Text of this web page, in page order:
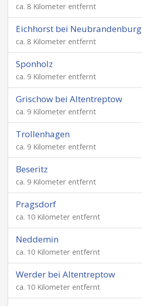
ca. 8 Kilometer entfernt
Eichhorst bei Neubrandenburg
ca. 8 Kilometer entfernt
Sponholz
ca. 9 Kilometer entfernt
Grischow bei Altentreptow
ca. 9 Kilometer entfernt
Trollenhagen
ca. 9 Kilometer entfernt
Beseritz
ca. 9 Kilometer entfernt
Pragsdorf
ca. 10 Kilometer entfernt
Neddemin
ca. 10 Kilometer entfernt
Werder bei Altentreptow
ca. 10 Kilometer entfernt